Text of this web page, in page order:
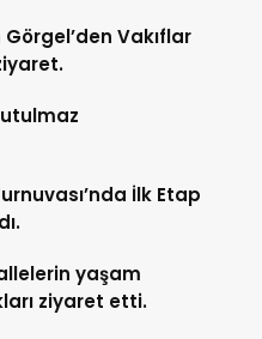
Vakıflar
İlk Etap
yaşam
ziyaret etti.